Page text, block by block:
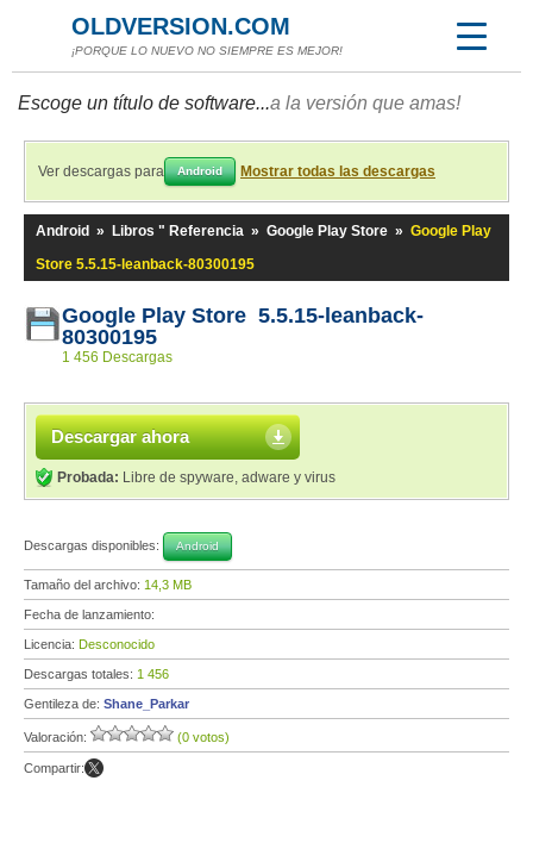
OLDVERSION.COM
¡PORQUE LO NUEVO NO SIEMPRE ES MEJOR!
Escoge un título de software...a la versión que amas!
Ver descargas para Android Mostrar todas las descargas
Android » Libros " Referencia » Google Play Store » Google Play
Store 5.5.15-leanback-80300195
Google Play Store 5.5.15-leanback-
80300195
1 456 Descargas
Descargar ahora
Probada: Libre de spyware, adware y virus
Descargas disponibles: Android
Tamaño del archivo: 14,3 MB
Fecha de lanzamiento:
Licencia: Desconocido
Descargas totales: 1 456
Gentileza de: Shane_Parkar
Valoración: (0 votos)
Compartir: